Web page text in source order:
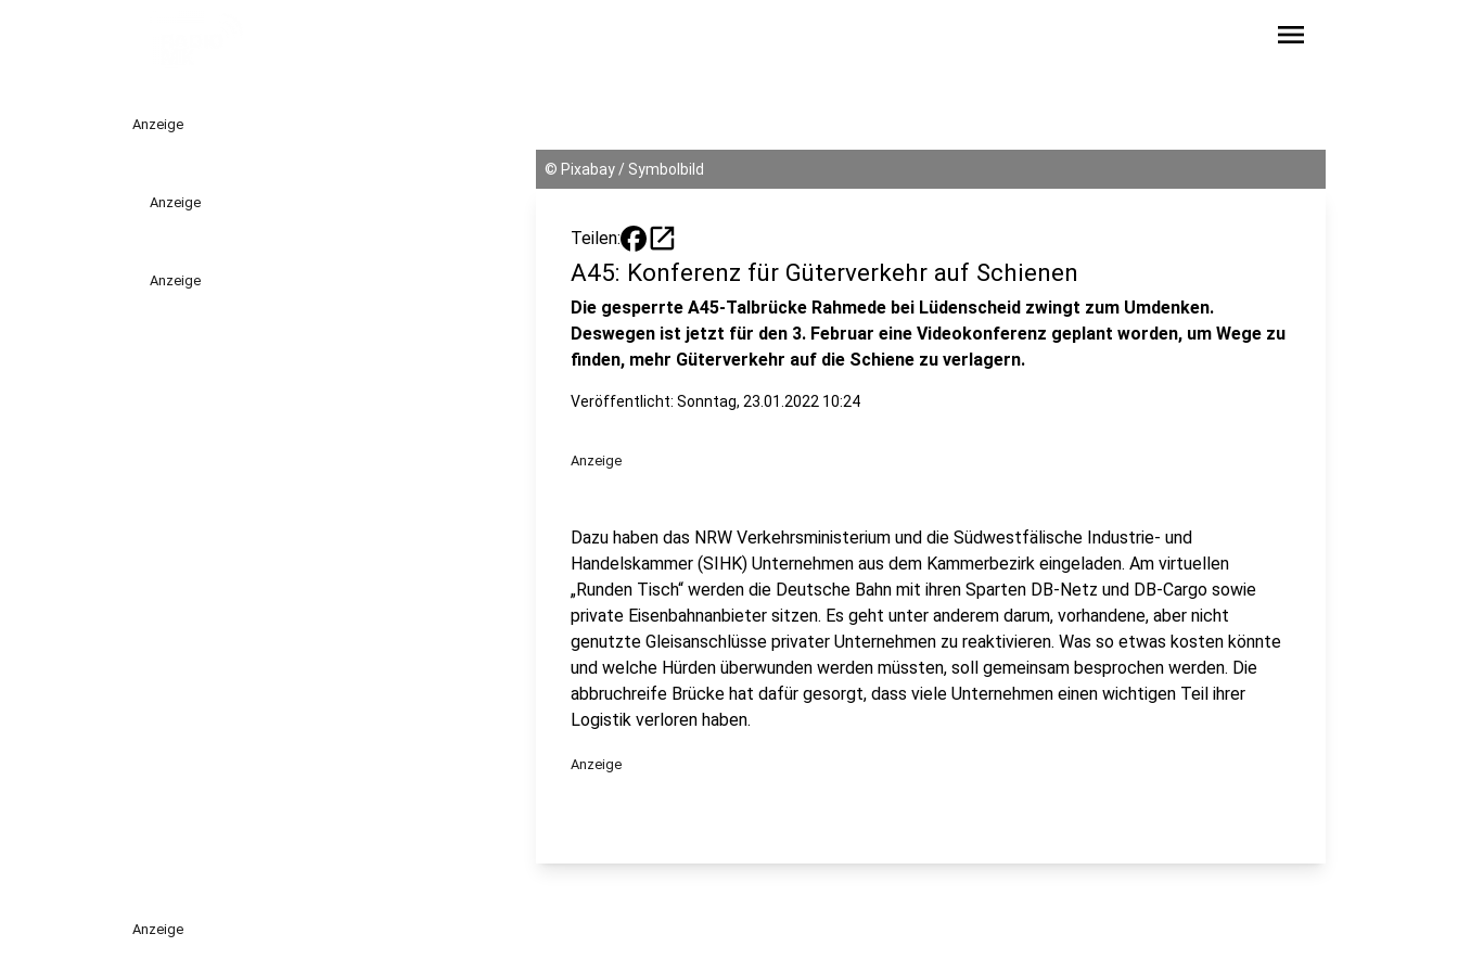
menu
Anzeige
Anzeige
Anzeige
© Pixabay / Symbolbild
Teilen: open_in_new
A45: Konferenz für Güterverkehr auf Schienen
Die gesperrte A45-Talbrücke Rahmede bei Lüdenscheid zwingt zum Umdenken.
Deswegen ist jetzt für den 3. Februar eine Videokonferenz geplant worden, um Wege zu
finden, mehr Güterverkehr auf die Schiene zu verlagern.
Veröffentlicht: Sonntag, 23.01.2022 10:24
Anzeige
Dazu haben das NRW Verkehrsministerium und die Südwestfälische Industrie- und
Handelskammer (SIHK) Unternehmen aus dem Kammerbezirk eingeladen. Am virtuellen
„Runden Tisch“ werden die Deutsche Bahn mit ihren Sparten DB-Netz und DB-Cargo sowie
private Eisenbahnanbieter sitzen. Es geht unter anderem darum, vorhandene, aber nicht
genutzte Gleisanschlüsse privater Unternehmen zu reaktivieren. Was so etwas kosten könnte
und welche Hürden überwunden werden müssten, soll gemeinsam besprochen werden. Die
abbruchreife Brücke hat dafür gesorgt, dass viele Unternehmen einen wichtigen Teil ihrer
Logistik verloren haben.
Anzeige
Anzeige